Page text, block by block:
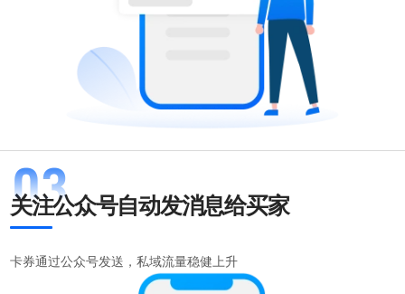
关注公众号自动发消息给买家
卡券通过公众号发送，私域流量稳健上升